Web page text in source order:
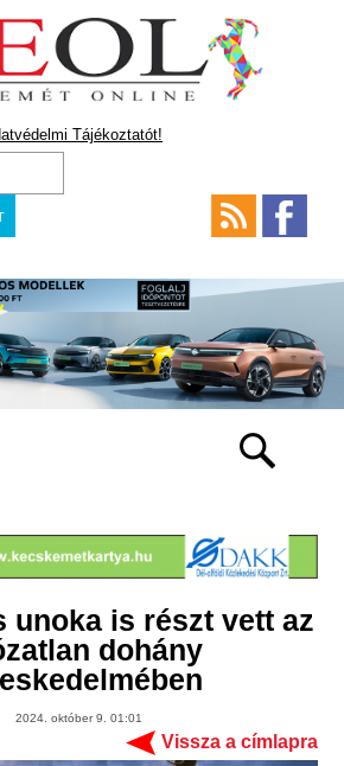
Tájékoztatót!
unoka is részt vett az
dohány
2024. október 9. 01:01
Vissza a címlapra